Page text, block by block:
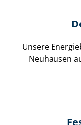
Unsere
Neuhausen